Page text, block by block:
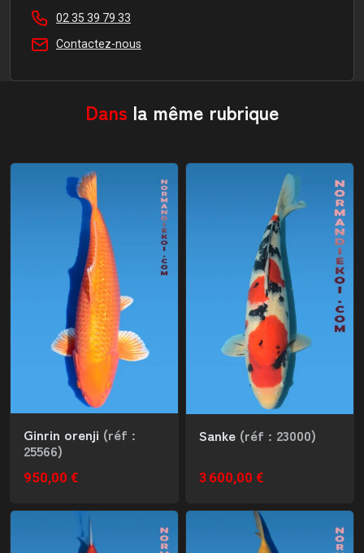
02 35 39 79 33
Contactez-nous
Dans la même rubrique
Ginrin orenji (réf :
25566)
950,00 €
Sanke (réf : 23000)
3 600,00 €